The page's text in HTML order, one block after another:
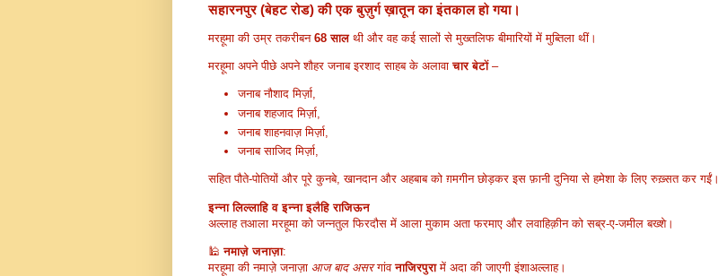
सहारनपुर (बेहट रोड)की एक बुज़ुर्ग ख़ातून का इंतकाल हो गया।
मरहूमा की उम्र तकरीबन 68 सालथी और वह कई सालों से मुख्तलिफ बीमारियों में मुब्तिला थीं।
मरहूमा अपने पीछे अपने शौहर जनाब इरशाद साहब के अलावाचार बेटों–
जनाब नौशाद मिर्ज़ा,
जनाब शहजाद मिर्ज़ा,
जनाब शाहनवाज़ मिर्ज़ा,
जनाब साजिद मिर्ज़ा,
सहित पौते-पोतियों और पूरे कुनबे, खानदान और अहबाब को ग़मगीन छोड़कर इस फ़ानी दुनिया से हमेशा के लिए रुख़्सत कर गईं।
इन्ना लिल्लाहि व इन्ना इलैहि राजिऊन
अल्लाह तआला मरहूमा को जन्नतुल फिरदौस में आला मुकाम अता फरमाए और लवाहिक़ीन को सब्र-ए-जमील बख्शे।
🕌नमाज़े जनाज़ा:
मरहूमा की नमाज़े जनाज़ा आज बाद असरगांवनाजिरपुरामें अदा की जाएगी इंशाअल्लाह।